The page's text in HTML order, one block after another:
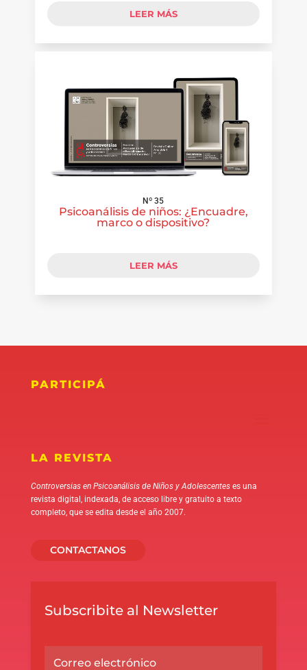
LEER MÁS
Nº 35
Psicoanálisis de niños: ¿Encuadre,
marco o dispositivo?
LEER MÁS
PARTICIPÁ
LA REVISTA
Controversias en Psicoanálisis de Niños y Adolescenteses una
revista digital, indexada, de acceso libre y gratuito a texto
completo, que se edita desde el año 2007.
CONTACTANOS
Subscribite al Newsletter